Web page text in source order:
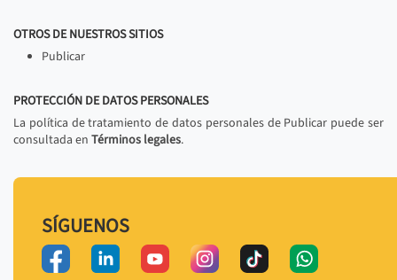
OTROS DE NUESTROS SITIOS
Publicar
PROTECCIÓN DE DATOS PERSONALES
La política de tratamiento de datos personales de Publicar puede ser
consultada en Términos legales.
SÍGUENOS